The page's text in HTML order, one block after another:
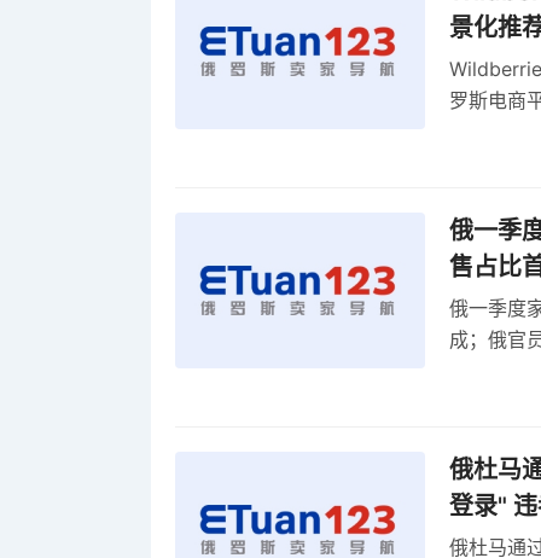
景化推
罗斯电商
俄一季
售占比
俄一季度
成；俄官
俄杜马
登录"
俄杜马通